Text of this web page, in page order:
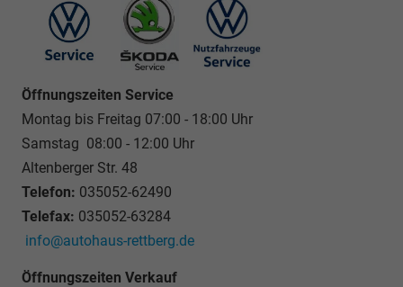
Öffnungszeiten Service
Montag bis Freitag 07:00 - 18:00 Uhr
Samstag 08:00 - 12:00 Uhr
Altenberger Str. 48
Telefon: 035052-62490
Telefax: 035052-63284
info@autohaus-rettberg.de
Öffnungszeiten Verkauf